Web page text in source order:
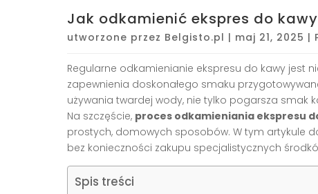
Jak odkamienić ekspres do
utworzone przez Belgisto.pl | maj 21, 2025 |
Regularne odkamienianie ekspresu do kawy jest
zapewnienia doskonałego smaku
używania twardej wody, nie tylko pogarsza smak
Na szczęście, proces odkamieniania ekspresu
prostych, domowych sposobów. W tym artykule
bez konieczności zakupu specjalistycznych
Spis treści